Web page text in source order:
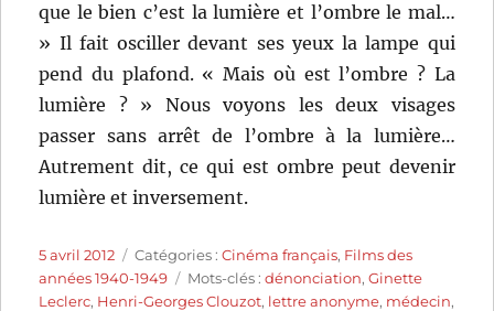
que le bien c’est la lumière et l’ombre le mal…
» Il fait osciller devant ses yeux la lampe qui
pend du plafond. « Mais où est l’ombre ? La
lumière ? » Nous voyons les deux visages
passer sans arrêt de l’ombre à la lumière…
Autrement dit, ce qui est ombre peut devenir
lumière et inversement.
Publié
le
5 avril 2012 Catégories
Catégories :Cinéma français, Films des
années 1940-1949
Étiquettes
Mots-clés :dénonciation,Ginette
Leclerc, Henri-Georges Clouzot, lettre anonyme, médecin,